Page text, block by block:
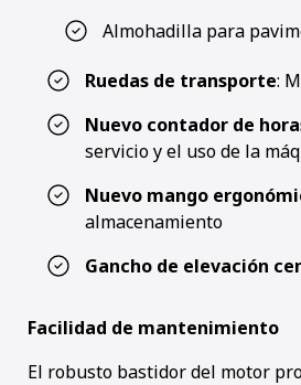
Almohadilla para
Ruedas de transporte:
Nuevo contador de
servicio y el uso de la
Nuevo mango
almacenamiento
Gancho de elevación
Facilidad de mantenimiento
El robusto bastidor del motor